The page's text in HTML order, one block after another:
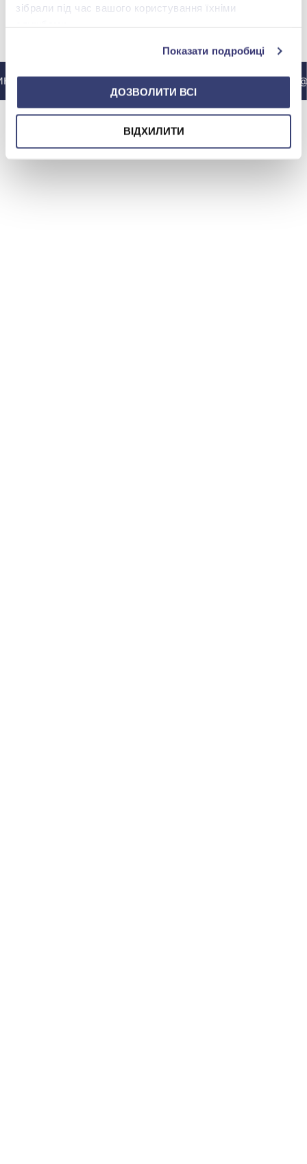
зібрали під час вашого користування їхніми
Показати подробиці
ДОЗВОЛИТИ ВСІ
ВІДХИЛИТИ
@ZOLOTAKOROLEVA В ИНСТАГРАМ